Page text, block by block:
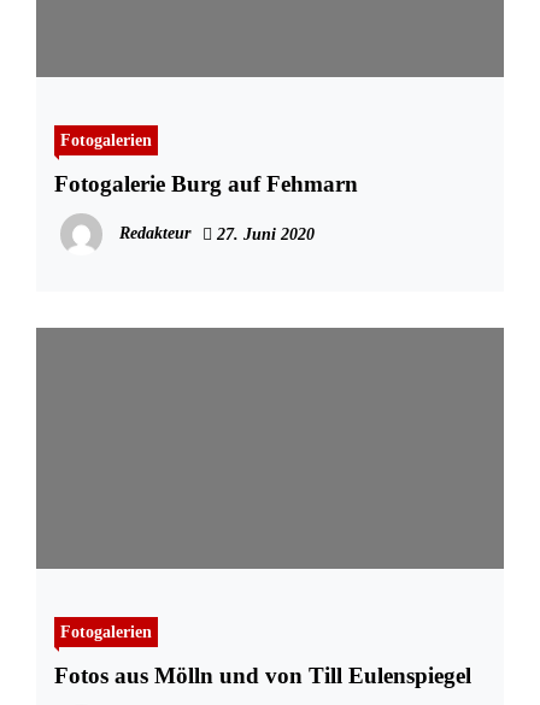
Fotogalerien
Fotogalerie Burg auf Fehmarn
Redakteur 27. Juni 2020
Fotogalerien
Fotos aus Mölln und von Till Eulenspiegel